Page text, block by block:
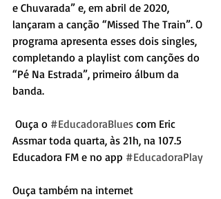
e Chuvarada” e, em abril de 2020,
lançaram a canção “Missed The Train”. O
programa apresenta esses dois singles,
completando a playlist com canções do
“Pé Na Estrada”, primeiro álbum da
banda.
Ouça o #EducadoraBlues com Eric
Assmar toda quarta, às 21h, na 107.5
Educadora FM e no app #EducadoraPlay
Ouça também na internet